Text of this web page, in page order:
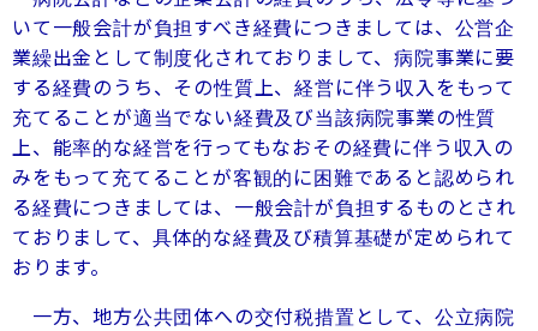
いて一般会計が負担すべき経費につきましては、公営企
業繰出金として制度化されておりまして、病院事業に要
する経費のうち、その性質上、経営に伴う収入をもって
充てることが適当でない経費及び当該病院事業の性質
上、能率的な経営を行ってもなおその経費に伴う収入の
みをもって充てることが客観的に困難であると認められ
る経費につきましては、一般会計が負担するものとされ
ておりまして、具体的な経費及び積算基礎が定められて
おります。
一方、地方公共団体への交付税措置として、公立病院